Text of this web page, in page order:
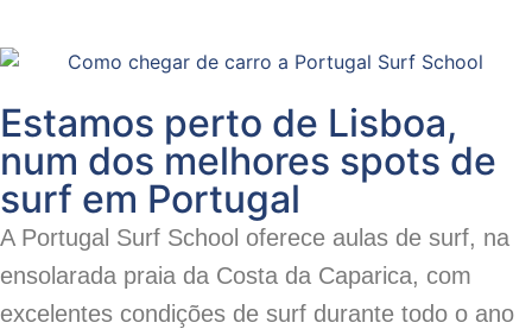
Estamos perto de Lisboa,
num dos melhores spots de
surf em Portugal
A Portugal Surf School oferece aulas de surf, na
ensolarada praia da Costa da Caparica, com
excelentes condições de surf durante todo o ano